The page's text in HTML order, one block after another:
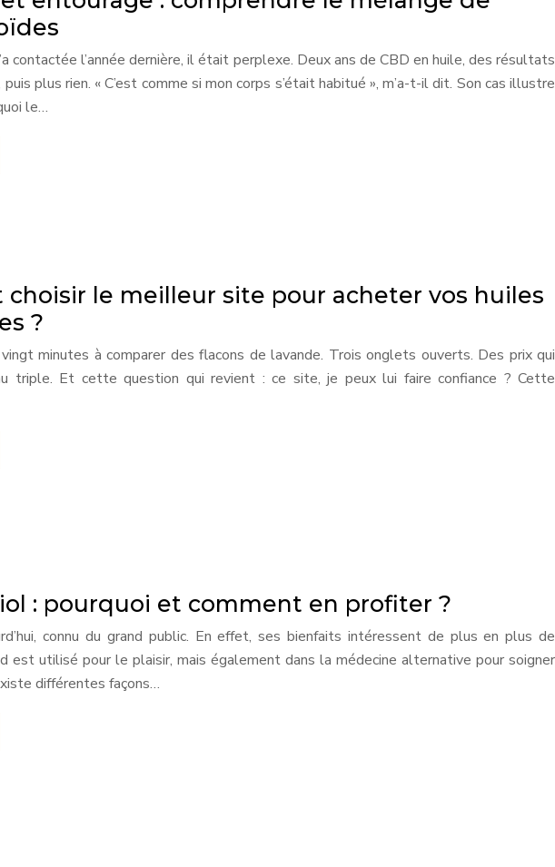
contactée l’année dernière, il était perplexe. Deux ans de CBD en huile, des résultats
plus rien. « C’est comme si mon corps s’était habitué », m’a-t-il dit. Son cas illustre
le…
choisir le meilleur site pour acheter vos huiles
?
minutes à comparer des flacons de lavande. Trois onglets ouverts. Des prix qui
triple. Et cette question qui revient : ce site, je peux lui faire confiance ? Cette
: pourquoi et comment en profiter ?
connu du grand public. En effet, ses bienfaits intéressent de plus en plus de
est utilisé pour le plaisir, mais également dans la médecine alternative pour soigner
différentes façons…